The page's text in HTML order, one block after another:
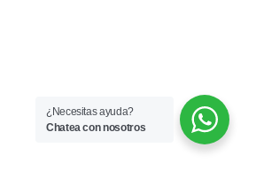
¿Necesitas ayuda?
Chatea con nosotros